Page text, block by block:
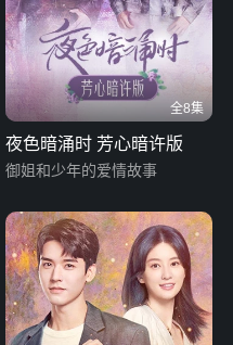
全8集
夜色暗涌时 芳心暗许版
御姐和少年的爱情故事